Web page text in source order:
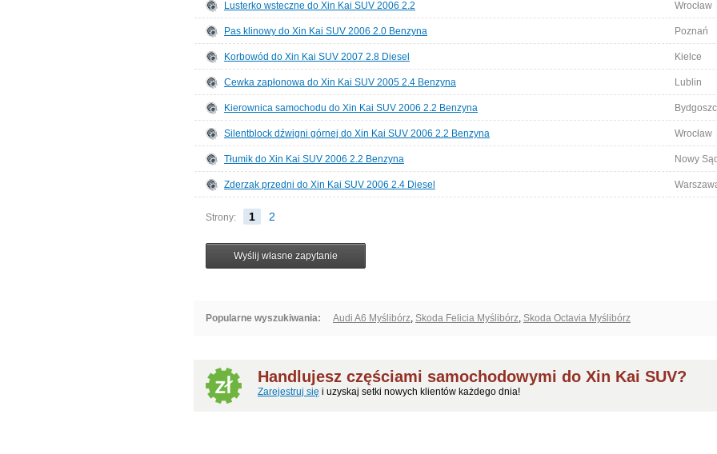
Lusterko wsteczne do Xin Kai SUV 2006 2.2 Wrocław
Pas klinowy do Xin Kai SUV 2006 2.0 Benzyna Poznań
Korbowód do Xin Kai SUV 2007 2.8 Diesel Kielce
Cewka zapłonowa do Xin Kai SUV 2005 2.4 Benzyna Lublin
Kierownica samochodu do Xin Kai SUV 2006 2.2 Benzyna
Silentblock dźwigni górnej do Xin Kai SUV 2006 2.2 Benzyna Wrocław
Tłumik do Xin Kai SUV 2006 2.2 Benzyna Nowy
Zderzak przedni do Xin Kai SUV 2006 2.4 Diesel
Strony: 1 2
Popularne wyszukiwania: Audi A6 Myślibórz, Skoda Felicia Myślibórz, Skoda Octavia Myślibórz
Handlujesz częściami samochodowymi do Xin Kai SUV?
Zarejestruj się i uzyskaj setki nowych klientów każdego dnia!